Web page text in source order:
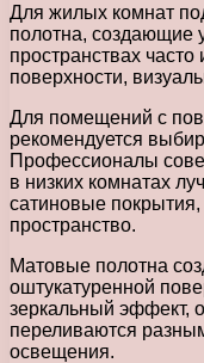
Для жилых комнат
полотна, создающие
пространствах
поверхности,
Для помещений с
рекомендуется
Профессионалы
в низких комнатах
сатиновые
пространство.
Матовые полотна
оштукатуренной
зеркальный эффект,
переливаются
освещения.